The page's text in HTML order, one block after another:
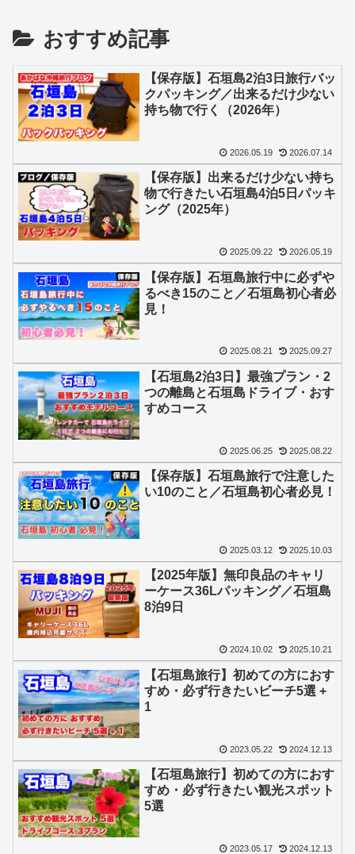
おすすめ記事
【保存版】石垣島2泊3日旅行バッ
クパッキング／出来るだけ少ない
持ち物で行く（2026年）
2026.05.19 2026.07.14
【保存版】出来るだけ少ない持ち
物で行きたい石垣島4泊5日パッキ
ング（2025年）
2025.09.22 2026.05.19
【保存版】石垣島旅行中に必ずや
るべき15のこと／石垣島初心者必
見！
2025.08.21 2025.09.27
【石垣島2泊3日】最強プラン・2
つの離島と石垣島ドライブ・おす
すめコース
2025.06.25 2025.08.22
【保存版】石垣島旅行で注意した
い10のこと／石垣島初心者必見！
2025.03.12 2025.10.03
【2025年版】無印良品のキャリ
ーケース36Lパッキング／石垣島
8泊9日
2024.10.02 2025.10.21
【石垣島旅行】初めての方におす
すめ・必ず行きたいビーチ5選 +
1
2023.05.22 2024.12.13
【石垣島旅行】初めての方におす
すめ・必ず行きたい観光スポット
5選
2023.05.17 2024.12.13